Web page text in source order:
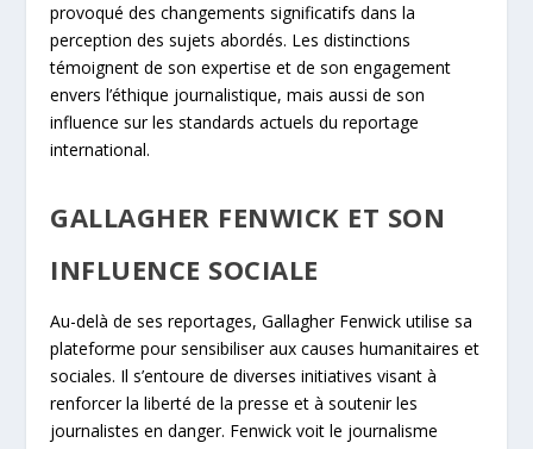
provoqué des changements significatifs dans la
perception des sujets abordés. Les distinctions
témoignent de son expertise et de son engagement
envers l’éthique journalistique, mais aussi de son
influence sur les standards actuels du reportage
international.
GALLAGHER FENWICK ET SON
INFLUENCE SOCIALE
Au-delà de ses reportages, Gallagher Fenwick utilise sa
plateforme pour sensibiliser aux causes humanitaires et
sociales. Il s’entoure de diverses initiatives visant à
renforcer la liberté de la presse et à soutenir les
journalistes en danger. Fenwick voit le journalisme